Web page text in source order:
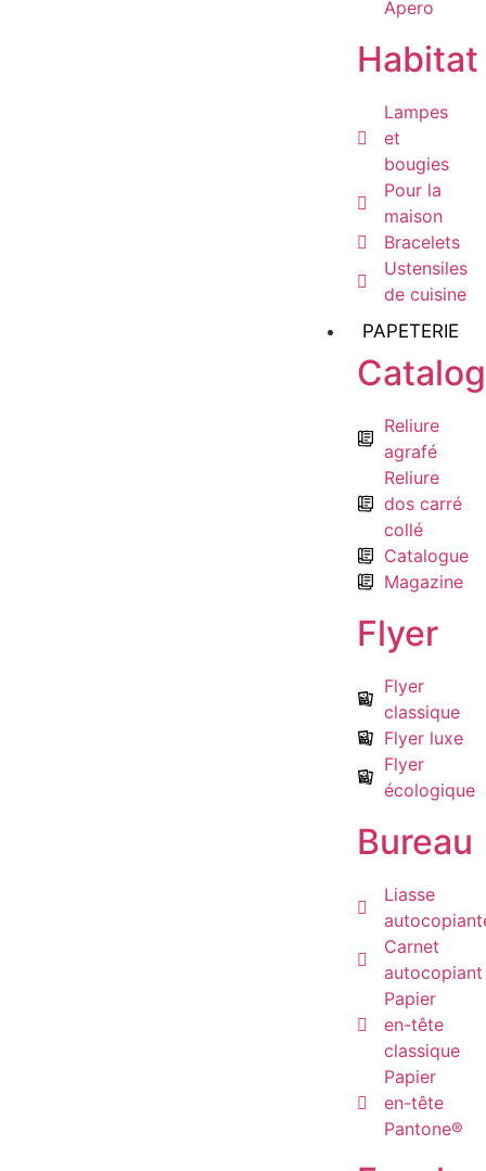
Apero
Habitat
Lampes
et
bougies
Pour la
maison
Bracelets
Ustensiles
de cuisine
PAPETERIE
Reliure
agrafé
Reliure
dos carré
collé
Catalogue
Magazine
Flyer
Flyer
classique
Flyer luxe
Flyer
écologique
Bureau
Liasse
Carnet
autocopiant
Papier
en-tête
classique
Papier
en-tête
Pantone®